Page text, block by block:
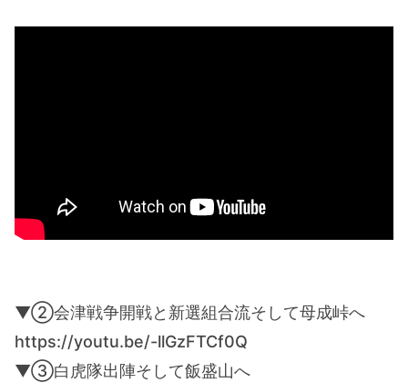
▼②会津戦争開戦と新選組合流そして母成峠へ
https://youtu.be/-llGzFTCf0Q
▼③白虎隊出陣そして飯盛山へ